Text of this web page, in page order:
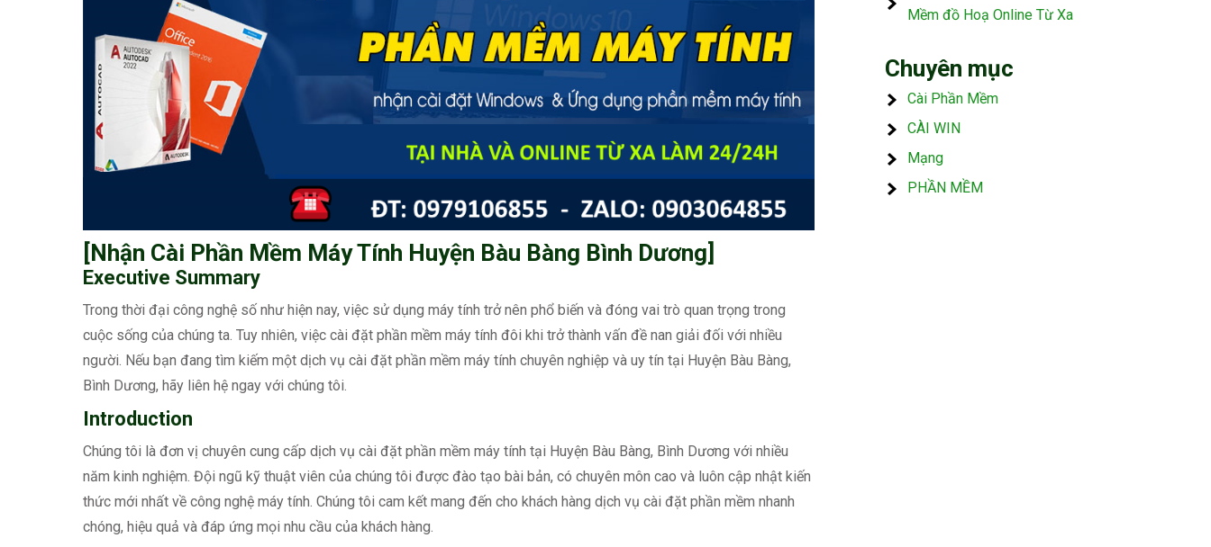
[Nhận Cài Phần Mềm Máy Tính Huyện Bàu Bàng Bình Dương]
Executive Summary
Trong thời đại công nghệ số như hiện nay, việc sử dụng máy tính trở nên phổ biến và đóng vai trò quan trọng trong
cuộc sống của chúng ta. Tuy nhiên, việc cài đặt phần mềm máy tính đôi khi trở thành vấn đề nan giải đối với nhiều
người. Nếu bạn đang tìm kiếm một dịch vụ cài đặt phần mềm máy tính chuyên nghiệp và uy tín tại Huyện Bàu Bàng,
Bình Dương, hãy liên hệ ngay với chúng tôi.
Introduction
Chúng tôi là đơn vị chuyên cung cấp dịch vụ cài đặt phần mềm máy tính tại Huyện Bàu Bàng, Bình Dương với nhiều
năm kinh nghiệm. Đội ngũ kỹ thuật viên của chúng tôi được đào tạo bài bản, có chuyên môn cao và luôn cập nhật kiến
thức mới nhất về công nghệ máy tính. Chúng tôi cam kết mang đến cho khách hàng dịch vụ cài đặt phần mềm nhanh
chóng, hiệu quả và đáp ứng mọi nhu cầu của khách hàng.
Mềm đồ Hoạ Online Từ Xa
Chuyên mục
Cài Phần Mềm
CÀI WIN
Mạng
PHẦN MỀM